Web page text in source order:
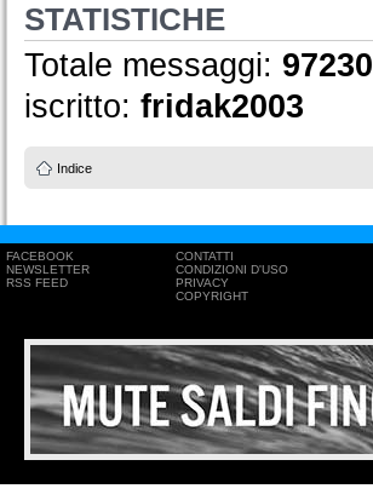
STATISTICHE
Totale messaggi: 97230
iscritto: fridak2003
Indice
FACEBOOK
NEWSLETTER
RSS FEED
CONTATTI
CONDIZIONI D'USO
PRIVACY
COPYRIGHT